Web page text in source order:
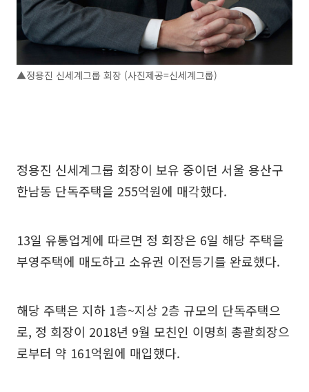
▲정용진 신세계그룹 회장 (사진제공=신세계그룹)
정용진 신세계그룹 회장이 보유 중이던 서울 용산구
한남동 단독주택을 255억원에 매각했다.
13일 유통업계에 따르면 정 회장은 6일 해당 주택을
부영주택에 매도하고 소유권 이전등기를 완료했다.
해당 주택은 지하 1층~지상 2층 규모의 단독주택으
로, 정 회장이 2018년 9월 모친인 이명희 총괄회장으
로부터 약 161억원에 매입했다.